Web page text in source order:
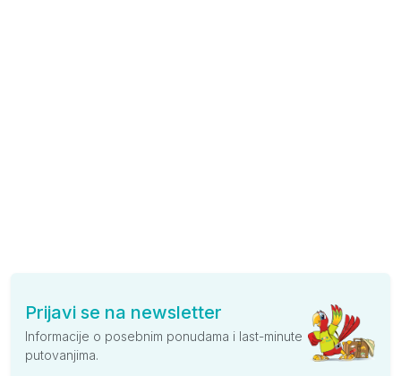
Prijavi se na newsletter
Informacije o posebnim ponudama i last-minute
putovanjima.